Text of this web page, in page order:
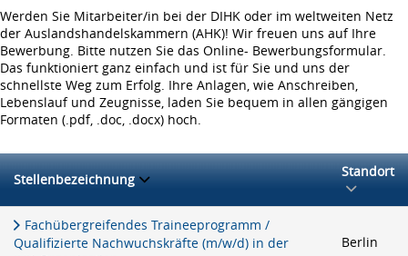
Werden Sie Mitarbeiter/in bei der DIHK oder im weltweiten Netz
der Auslandshandelskammern (AHK)! Wir freuen uns auf Ihre
Bewerbung. Bitte nutzen Sie das Online- Bewerbungsformular.
Das funktioniert ganz einfach und ist für Sie und uns der
schnellste Weg zum Erfolg. Ihre Anlagen, wie Anschreiben,
Lebenslauf und Zeugnisse, laden Sie bequem in allen gängigen
Formaten (.pdf, .doc, .docx) hoch.
Stellenbezeichnung Standort
Fachübergreifendes Traineeprogramm /
Qualifizierte Nachwuchskräfte (m/w/d) in der
Berlin